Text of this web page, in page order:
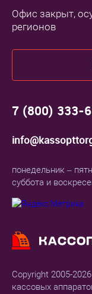
Copyright 2005-
кассовых
Офис закрыт,
регионов
7 (800) 333-
понедельник –
суббота и